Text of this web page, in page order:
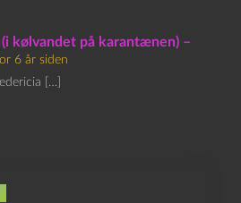
kølvandet på karantænen) –
6 år siden
[…]